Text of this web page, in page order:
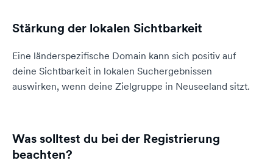
Stärkung der lokalen Sichtbarkeit
Eine länderspezifische Domain kann sich positiv auf
deine Sichtbarkeit in lokalen Suchergebnissen
auswirken, wenn deine Zielgruppe in Neuseeland sitzt.
Was solltest du bei der Registrierung
beachten?